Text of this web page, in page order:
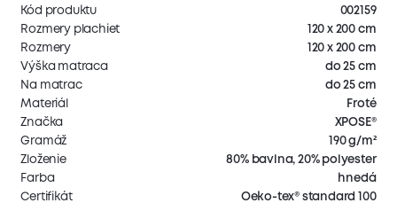
Kód produktu
002159
Rozmery plachiet
120 x 200 cm
Rozmery
120 x 200 cm
Výška matraca
do 25 cm
Na matrac
do 25 cm
Materiál
Froté
Značka
XPOSE®
Gramáž
190 g/m²
Zloženie
80% bavlna, 20% polyester
Farba
hnedá
Certifikát
Oeko-tex® standard 100